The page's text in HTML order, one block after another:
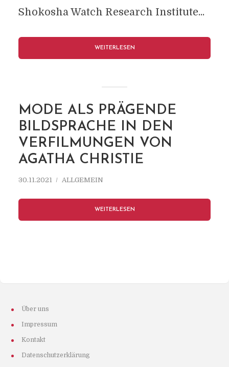
Shokosha Watch Research Institute...
WEITERLESEN
MODE ALS PRÄGENDE
BILDSPRACHE IN DEN
VERFILMUNGEN VON
AGATHA CHRISTIE
30.11.2021 ALLGEMEIN
WEITERLESEN
Über uns
Impressum
Kontakt
Datenschutzerklärung